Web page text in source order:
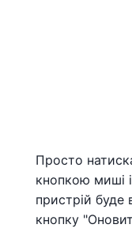
Просто
кнопкою миші
пристрій буде
кнопку